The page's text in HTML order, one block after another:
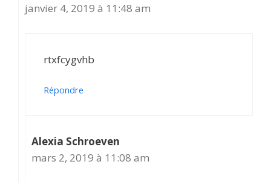
janvier 4, 2019 à 11:48 am
rtxfcygvhb
Répondre
Alexia Schroeven
mars 2, 2019 à 11:08 am